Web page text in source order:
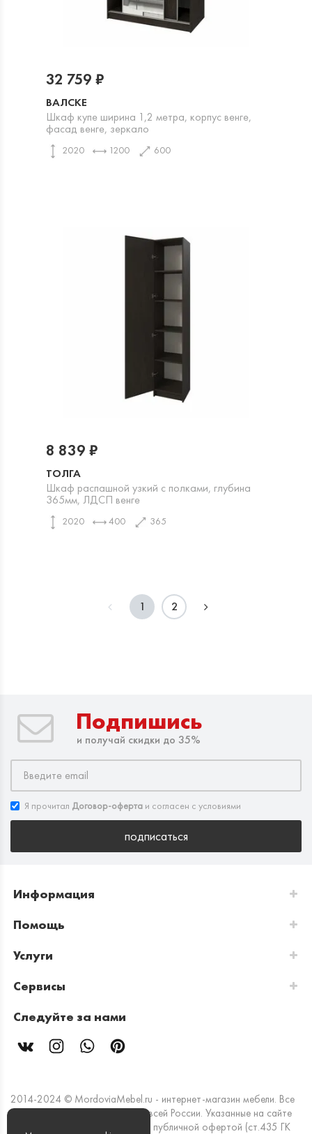
ВАЛСКЕ
Шкаф купе ширина 1,2 метра, корпус венге,
фасад венге, зеркало
2020 1200 600
32 759 ₽
ТОЛГА
Шкаф распашной узкий с полками, глубина
365мм, ЛДСП венге
2020 400 365
8 839 ₽
1 2
Подпишись
и получай скидки до 35%
Я прочитал Договор-оферта и согласен с условиями
подписаться
Информация
Помощь
Услуги
Сервисы
Следуйте за нами
2014-2024 © MordoviaMebel.ru - интернет-магазин мебели. Все
права защищены. Доставка по всей России. Указанные на сайте
цены и информация не являются публичной офертой (ст.435 ГК